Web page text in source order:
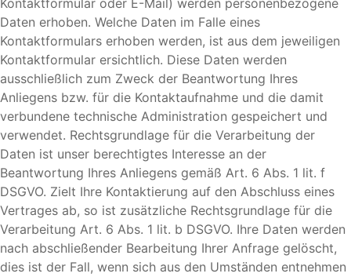
Kontaktformular oder E-Mail) werden personenbezogene
Daten erhoben. Welche Daten im Falle eines
Kontaktformulars erhoben werden, ist aus dem jeweiligen
Kontaktformular ersichtlich. Diese Daten werden
ausschließlich zum Zweck der Beantwortung Ihres
Anliegens bzw. für die Kontaktaufnahme und die damit
verbundene technische Administration gespeichert und
verwendet. Rechtsgrundlage für die Verarbeitung der
Daten ist unser berechtigtes Interesse an der
Beantwortung Ihres Anliegens gemäß Art. 6 Abs. 1 lit. f
DSGVO. Zielt Ihre Kontaktierung auf den Abschluss eines
Vertrages ab, so ist zusätzliche Rechtsgrundlage für die
Verarbeitung Art. 6 Abs. 1 lit. b DSGVO. Ihre Daten werden
nach abschließender Bearbeitung Ihrer Anfrage gelöscht,
dies ist der Fall, wenn sich aus den Umständen entnehmen